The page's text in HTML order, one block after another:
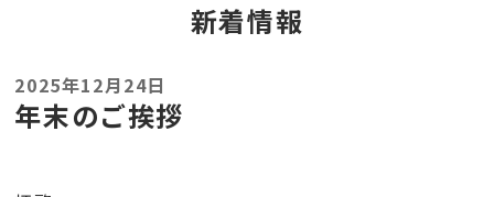
新着情報
2025年12月24日
年末のご挨拶